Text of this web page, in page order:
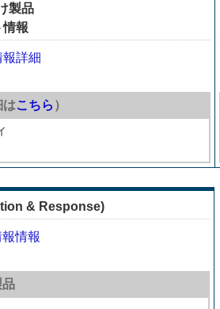
製品
情報
詳細
はこちら ）
& Response)
情報
品